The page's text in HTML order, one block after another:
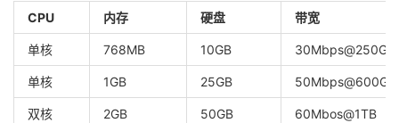
CPU 内存 硬盘 带宽
单核 768MB 10GB 30Mbps@250GB
单核 1GB 25GB 50Mbps@600GB
双核 2GB 50GB 60Mbos@1TB